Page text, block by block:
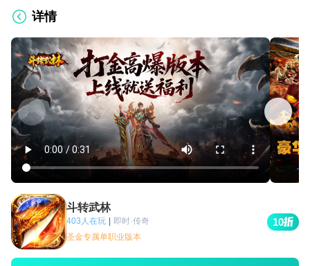
详情
斗转武林
403人在玩 | 即时·传奇
圣金专属单职业版本
10